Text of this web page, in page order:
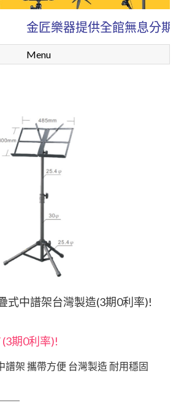
金匠樂器提供全館無息分
Menu
式中譜架台灣製造(3期0利率)!
期0利率)!
譜架 攜帶方便 台灣製造 耐用穩固